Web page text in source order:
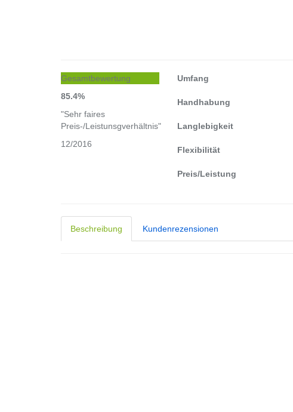
Gesamtbewertung
85.4%
"Sehr faires
Preis-/Leistunsgverhältnis"
12/2016
Umfang
Handhabung
Langlebigkeit
Flexibilität
Preis/Leistung
Beschreibung Kundenrezensionen